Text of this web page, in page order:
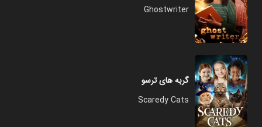
Ghostwriter
گربه های ترسو
Scaredy Cats